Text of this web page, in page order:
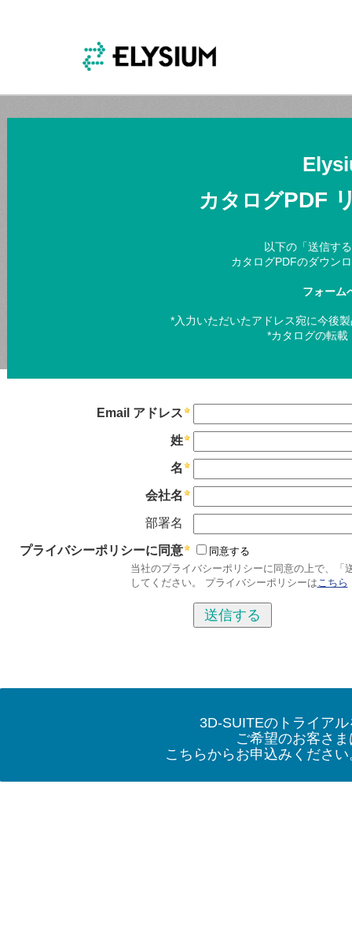
Email アドレス
姓
名
会社名
部署名
プライバシーポリシーに同意
同意する
当社のプライバシーポリシーに同意の上で、「
してください。 プライバシーポリシーはこちら
カタログPDF
以下の「送信す
カタログPDFのダウン
フォーム
*入力いただいたアドレス宛に今後
*カタログの転
3D-SUITEのトライアル
ご希望のお客さま
こちらからお申込みください